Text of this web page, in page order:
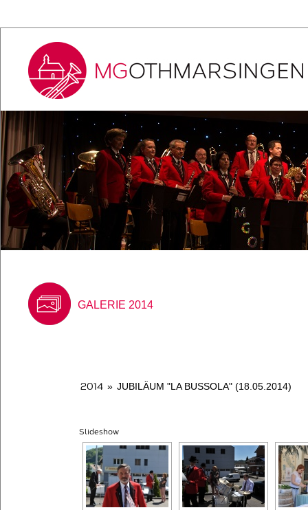
GALERIE 2014
2014 » JUBILÄUM "LA BUSSOLA" (18.05.2014)
Slideshow